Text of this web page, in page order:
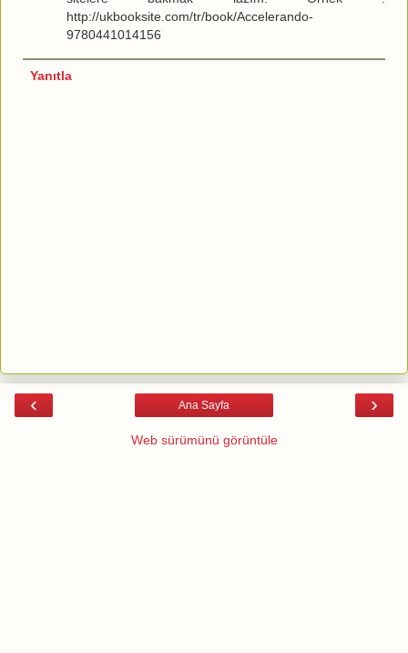
http://ukbooksite.com/tr/book/Accelerando-
9780441014156
Yanıtla
‹ ›
Ana Sayfa
Web sürümünü görüntüle